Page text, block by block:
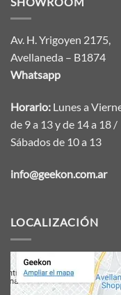
Av. H. Yrigoyen 2175,
Avellaneda – B1874
Whatsapp
Horario: Lunes a
de 9 a 13 y de 14 a 18 /
Sábados de 10 a 13
info@geekon.com.ar
LOCALIZACIÓN